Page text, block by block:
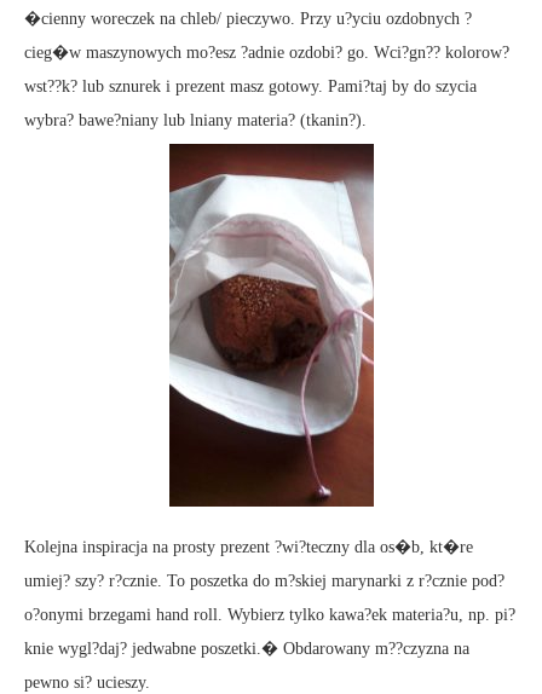
�cienny woreczek na chleb/ pieczywo. Przy u?yciu ozdobnych ?
cieg�w maszynowych mo?esz ?adnie ozdobi? go. Wci?gn?? kolorow?
wst??k? lub sznurek i prezent masz gotowy. Pami?taj by do szycia
wybra? bawe?niany lub lniany materia? (tkanin?).
Kolejna inspiracja na prosty prezent ?wi?teczny dla os�b, kt�re
umiej? szy? r?cznie. To poszetka do m?skiej marynarki z r?cznie pod?
o?onymi brzegami hand roll. Wybierz tylko kawa?ek materia?u, np. pi?
knie wygl?daj? jedwabne poszetki.� Obdarowany m??czyzna na
pewno si? ucieszy.